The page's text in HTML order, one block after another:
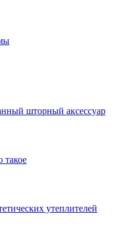
шторный аксессуар
такое
утеплителей